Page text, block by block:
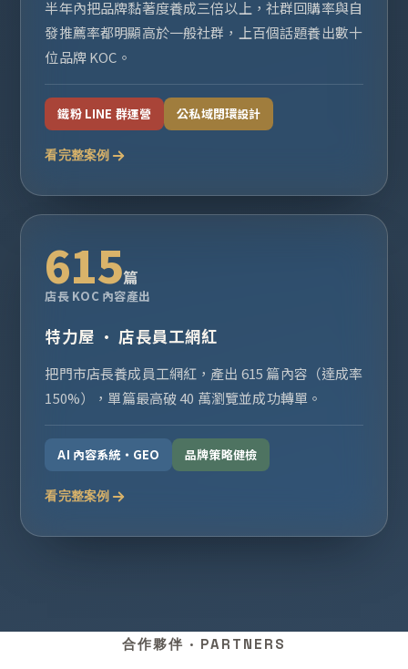
半年內把品牌黏著度養成三倍以上，社群回購率與自
發推薦率都明顯高於一般社群，上百個話題養出數十
位品牌 KOC。
鐵粉 LINE 群運營 公私域閉環設計
看完整案例
615篇
店長 KOC 內容產出
特力屋 · 店長員工網紅
把門市店長養成員工網紅，產出 615 篇內容（達成率
150%），單篇最高破 40 萬瀏覽並成功轉單。
AI 內容系統・GEO 品牌策略健檢
看完整案例
合作夥伴 · PARTNERS